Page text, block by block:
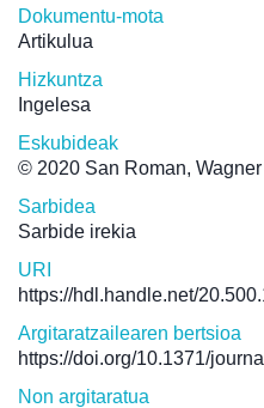
Dokumentu-mota
Artikulua
Hizkuntza
Ingelesa
Eskubideak
© 2020 San Roman, Wagner
Sarbidea
Sarbide irekia
URI
https://hdl.handle.net/
Argitaratzailearen bertsioa
https://doi.org/10.1371/
Non argitaratua